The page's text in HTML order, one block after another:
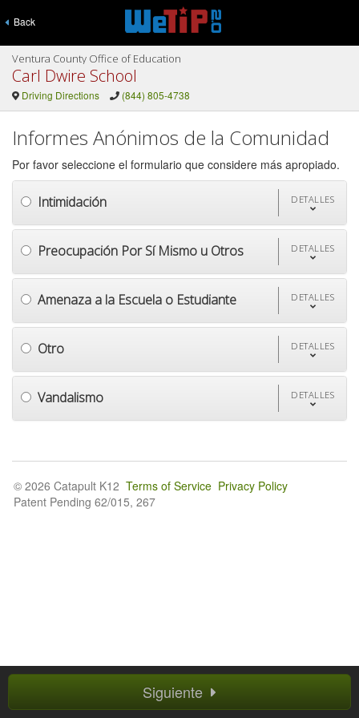
Back
Ventura County Office of Education
Carl Dwire School
Driving Directions (844) 805-4738
Informes Anónimos de la Comunidad
Por favor seleccione el formulario que considere más apropiado.
Intimidación DETALLES
Preocupación Por Sí Mismo u Otros DETALLES
Amenaza a la Escuela o Estudiante DETALLES
Otro DETALLES
Vandalismo DETALLES
Siguiente
© 2026 Catapult K12 Terms of Service Privacy Policy
Patent Pending 62/015, 267